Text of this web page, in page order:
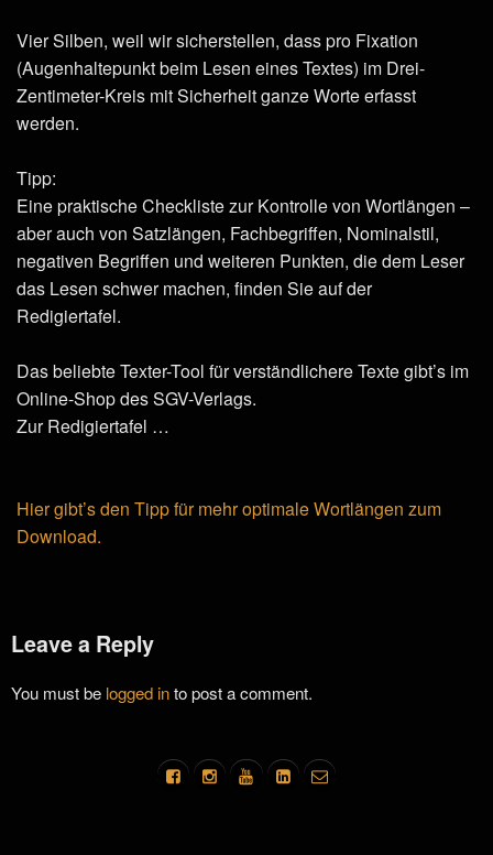
Vier Silben, weil wir sicherstellen, dass pro Fixation
(Augenhaltepunkt beim Lesen eines Textes) im Drei-
Zentimeter-Kreis mit Sicherheit ganze Worte erfasst
werden.
Tipp:
Eine praktische Checkliste zur Kontrolle von Wortlängen –
aber auch von Satzlängen, Fachbegriffen, Nominalstil,
negativen Begriffen und weiteren Punkten, die dem Leser
das Lesen schwer machen, finden Sie auf der
Redigiertafel.
Das beliebte Texter-Tool für verständlichere Texte gibt’s im
Online-Shop des SGV-Verlags.
Zur Redigiertafel …
Hier gibt’s den Tipp für mehr optimale Wortlängen zum
Download.
Leave a Reply
You must be logged into post a comment.